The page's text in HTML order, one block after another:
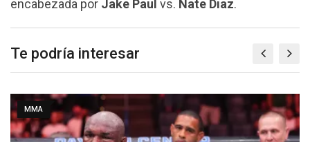
encabezada por Jake Paul vs. Nate Diaz.
Te podría interesar
MMA